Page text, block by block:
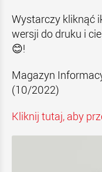
Wystarczy kliknąć
wersji do druku i
😊!
Magazyn
(10/2022)
Kliknij tutaj, aby